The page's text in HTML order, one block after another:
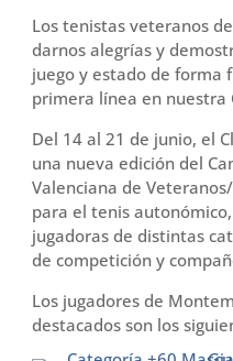
r
t
i
r
Los tenistas veteranos
darnos alegrías y
juego y estado de forma
primera línea en nuestra
Del 14 al 21 de junio, el
una nueva edición del
Valenciana de
para el tenis
jugadoras de distintas
de competición y
Los jugadores de
destacados son los